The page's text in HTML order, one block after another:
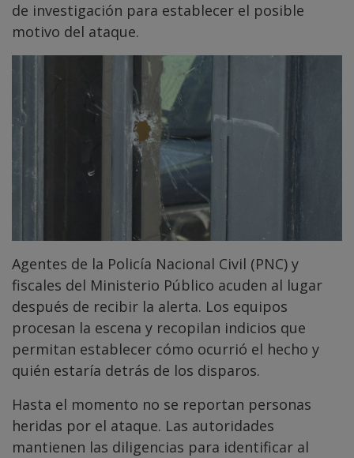
de investigación para establecer el posible
motivo del ataque.
Agentes de la Policía Nacional Civil (PNC) y
fiscales del Ministerio Público acuden al lugar
después de recibir la alerta. Los equipos
procesan la escena y recopilan indicios que
permitan establecer cómo ocurrió el hecho y
quién estaría detrás de los disparos.
Hasta el momento no se reportan personas
heridas por el ataque. Las autoridades
mantienen las diligencias para identificar al